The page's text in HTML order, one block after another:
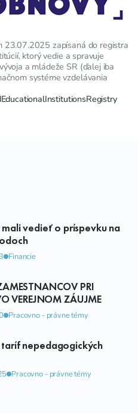
23.07.2025 zapísaná do registra
ktorý vedie a spravuje
a mládeže SR (ďalej iba
systéme vzdelávania
vedieť o príspevku na
Financie
PRI
VEREJNOM ZÁUJME
Pracovno - právne témy
nepedagogických
Pracovno - právne témy